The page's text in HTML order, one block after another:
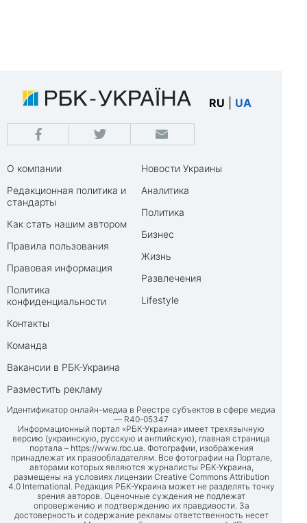
RU UA
О компании
Редакционная политика и
стандарты
Как стать нашим автором
Правила пользования
Правовая информация
Политика
конфиденциальности
Контакты
Команда
Вакансии в РБК-Украина
Разместить рекламу
Новости Украины
Аналитика
Политика
Бизнес
Жизнь
Развлечения
Lifestyle
Идентификатор онлайн-медиа в Реестре субъектов в сфере медиа
— R40-05347
Информационный портал «РБК-Украина» имеет трехязычную
версию (украинскую, русскую и английскую), главная страница
портала – https://www.rbc.ua. Фотографии, изображения
принадлежат их правообладателям. Все фотографии на Портале,
авторами которых являются журналисты РБК-Украина,
размещены на условиях лицензии Creative Commons Attribution
4.0 International. Редакция РБК-Украина может не разделять точку
зрения авторов. Оценочные суждения не подлежат
опровержению и подтверждению их правдивости. За
достоверность и содержание рекламы ответственность несет